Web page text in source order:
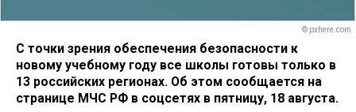
© pxhere.com
С точки зрения обеспечения безопасности к
новому учебному году все школы готовы только в
13 российских регионах. Об этом сообщается на
странице МЧС РФ в соцсетях в пятницу, 18 августа.